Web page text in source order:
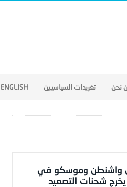
نحن تغريدات السياسيين ENGLISH
واشنطن وموسكو في
شحنات التصعيد